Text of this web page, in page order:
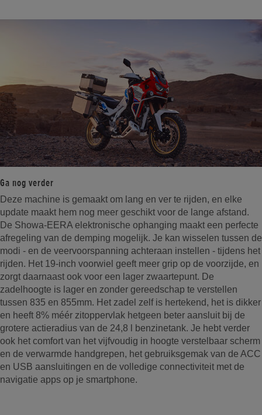
Ga nog verder
Deze machine is gemaakt om lang en ver te rijden, en elke
update maakt hem nog meer geschikt voor de lange afstand.
De Showa-EERA elektronische ophanging maakt een perfecte
afregeling van de demping mogelijk. Je kan wisselen tussen de
modi - en de veervoorspanning achteraan instellen - tijdens het
rijden. Het 19-inch voorwiel geeft meer grip op de voorzijde, en
zorgt daarnaast ook voor een lager zwaartepunt. De
zadelhoogte is lager en zonder gereedschap te verstellen
tussen 835 en 855mm. Het zadel zelf is hertekend, het is dikker
en heeft 8% méér zitoppervlak hetgeen beter aansluit bij de
grotere actieradius van de 24,8 l benzinetank. Je hebt verder
ook het comfort van het vijfvoudig in hoogte verstelbaar scherm
en de verwarmde handgrepen, het gebruiksgemak van de ACC
en USB aansluitingen en de volledige connectiviteit met de
navigatie apps op je smartphone.